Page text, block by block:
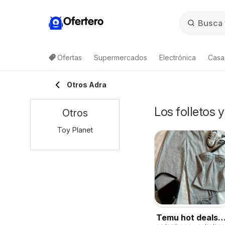
Ofertero
Ofertas Supermercados Electrónica
Otros Adra
Los folletos
Temu hot deals –
Otros
Toy Planet